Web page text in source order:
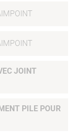
PILE POUR